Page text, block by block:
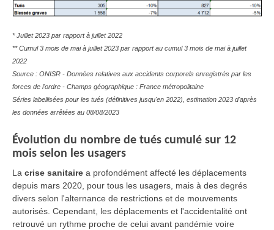
* Juillet 2023 par rapport à juillet 2022
** Cumul 3 mois de mai à juillet 2023 par rapport au cumul 3 mois de mai à juillet
2022
Source : ONISR - Données relatives aux accidents corporels enregistrés par les
forces de l'ordre - Champs géographique : France métropolitaine
Séries labellisées pour les tués (définitives jusqu'en 2022), estimation 2023 d'après
les données arrêtées au 08/08/2023
Évolution du nombre de tués cumulé sur 12
mois selon les usagers
La crise sanitaire a profondément affecté les déplacements
depuis mars 2020, pour tous les usagers, mais à des degrés
divers selon l'alternance de restrictions et de mouvements
autorisés. Cependant, les déplacements et l'accidentalité ont
retrouvé un rythme proche de celui avant pandémie voire